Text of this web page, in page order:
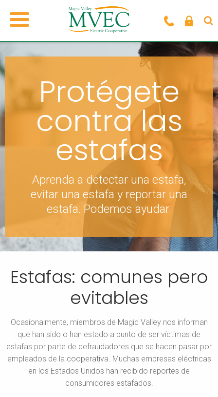
Protégete
contra las
estafas
Aprenda a detectar una estafa,
evitar una estafa y reportar una
estafa. Podemos ayudar.
Estafas: comunes pero
evitables
Ocasionalmente, miembros de Magic Valley nos informan
que han sido o han estado a punto de ser víctimas de
estafas por parte de defraudadores que se hacen pasar por
empleados de la cooperativa. Muchas empresas eléctricas
en los Estados Unidos han recibido reportes de
consumidores estafados.